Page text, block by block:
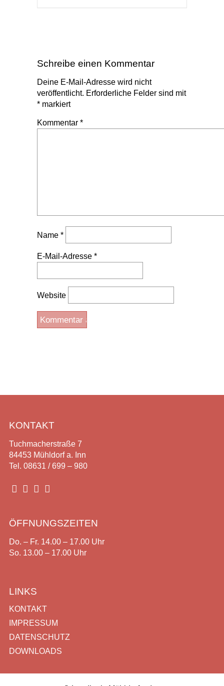
Schreibe einen Kommentar
Deine E-Mail-Adresse wird nicht
veröffentlicht. Erforderliche Felder sind mit
* markiert
Kommentar *
Name *
E-Mail-Adresse *
Website
KONTAKT
Tuchmacherstraße 7
84453 Mühldorf a. Inn
Tel. 08631 / 699 – 980
   
ÖFFNUNGSZEITEN
Do. – Fr. 14.00 – 17.00 Uhr
So. 13.00 – 17.00 Uhr
LINKS
KONTAKT
IMPRESSUM
DATENSCHUTZ
DOWNLOADS